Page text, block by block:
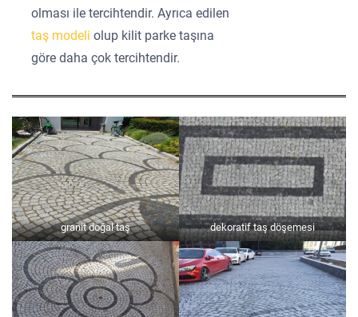
olması ile tercihtendir. Ayrıca edilen
taş modeliolup kilit parke taşına
göre daha çok tercihtendir.
granit doğal taş dekoratif taş döşemesi